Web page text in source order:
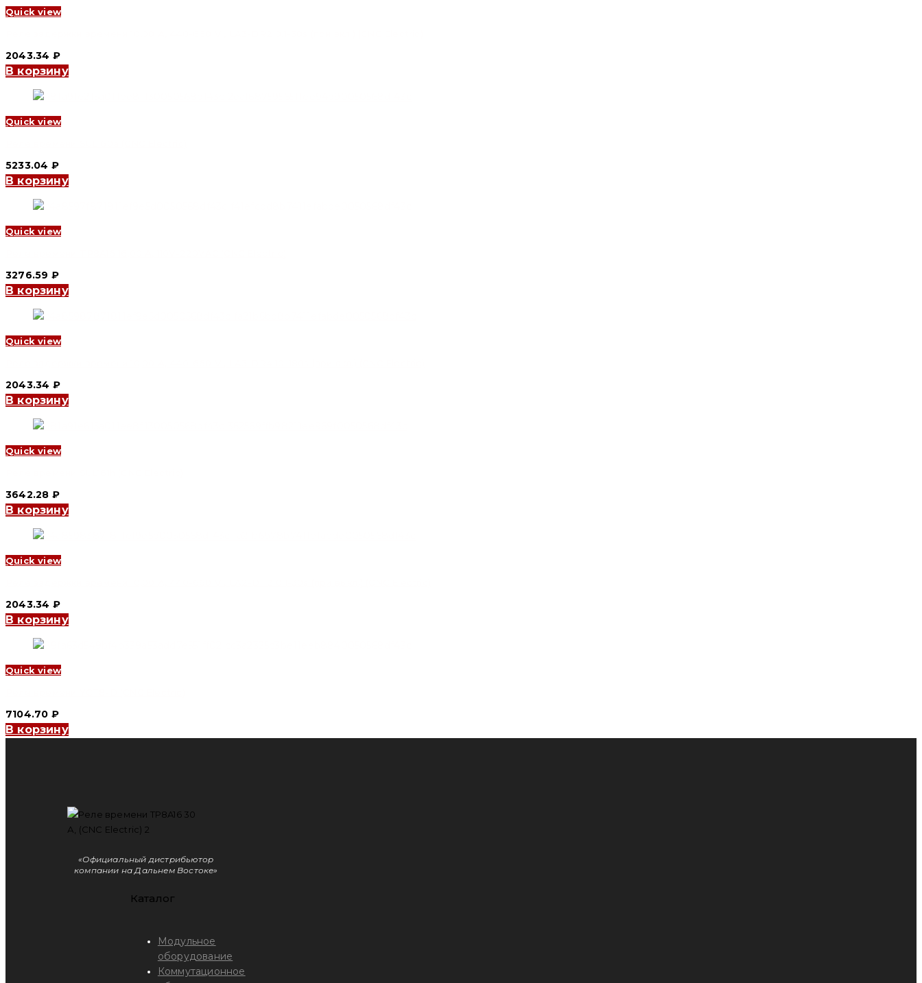
Quick view
2043.34 ₽
В корзину
Quick view
5233.04 ₽
В корзину
Quick view
3276.59 ₽
В корзину
Quick view
2043.34 ₽
В корзину
Quick view
3642.28 ₽
В корзину
Quick view
2043.34 ₽
В корзину
Quick view
7104.70 ₽
В корзину
«Официальный дистрибьютор
компании на Дальнем Востоке»
Каталог
Модульное
оборудование
Коммутационное